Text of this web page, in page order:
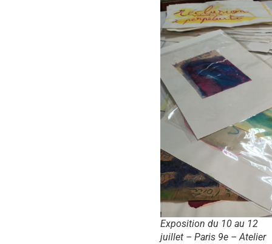
Exposition du 10 au 12
juillet – Paris 9e – Atelier